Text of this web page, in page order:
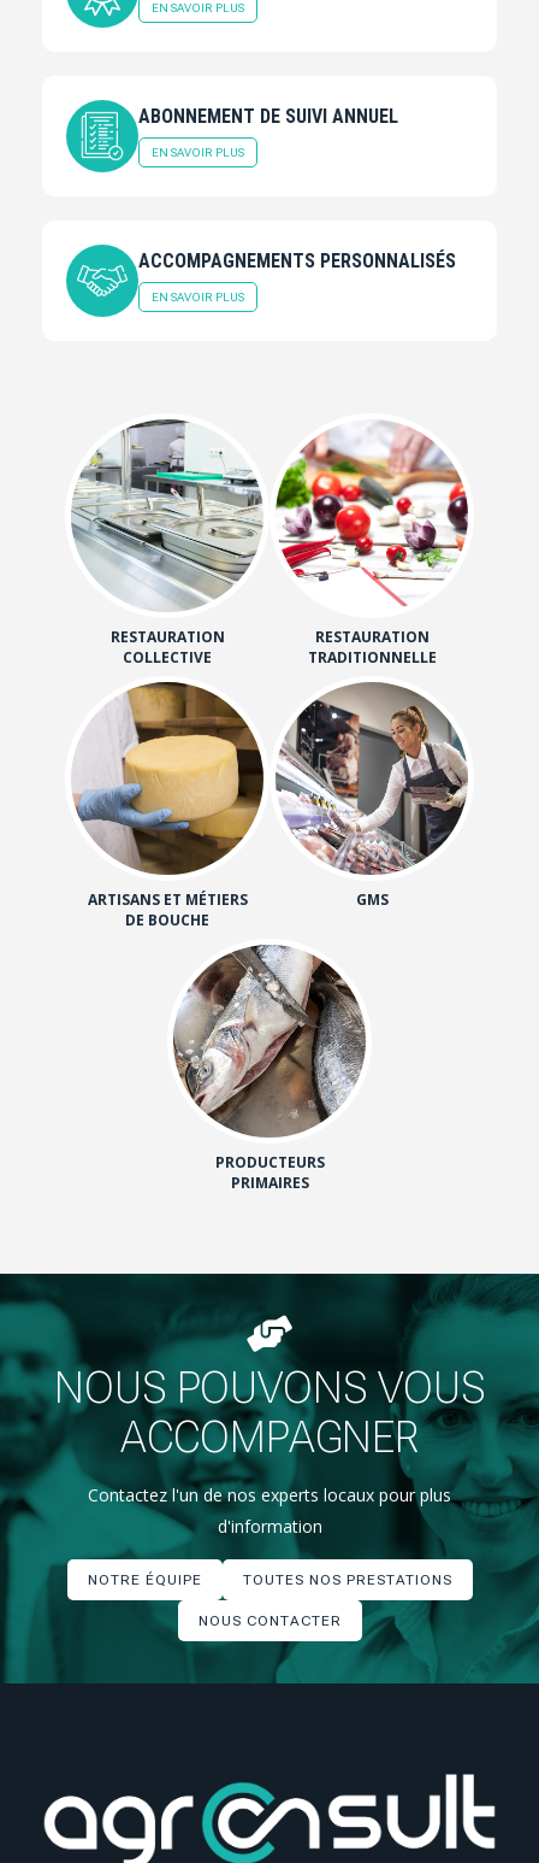
EN SAVOIR PLUS
ABONNEMENT DE SUIVI ANNUEL
EN SAVOIR PLUS
ACCOMPAGNEMENTS PERSONNALISÉS
EN SAVOIR PLUS
RESTAURATION
COLLECTIVE
RESTAURATION
TRADITIONNELLE
ARTISANS ET MÉTIERS
DE BOUCHE
GMS
PRODUCTEURS
PRIMAIRES
NOUS POUVONS VOUS
ACCOMPAGNER
Contactez l'un de nos experts locaux pour plus
d'information
NOTRE ÉQUIPE TOUTES NOS PRESTATIONS
NOUS CONTACTER